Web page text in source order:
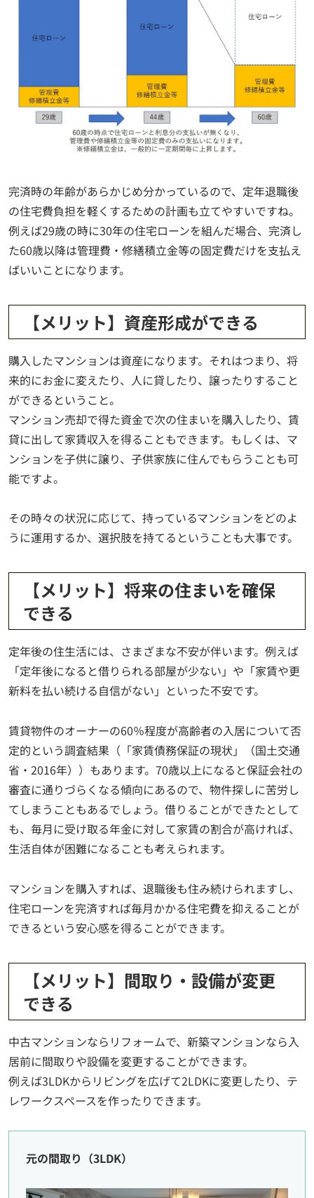
完済時の年齢があらかじめ分かっているので、定年退職後
の住宅費負担を軽くするための計画も立てやすいですね。
例えば29歳の時に30年の住宅ローンを組んだ場合、完済し
た60歳以降は管理費・修繕積立金等の固定費だけを支払え
ばいいことになります。
【メリット】資産形成ができる
購入したマンションは資産になります。それはつまり、将
来的にお金に変えたり、人に貸したり、譲ったりすること
ができるということ。
マンション売却で得た資金で次の住まいを購入したり、賃
貸に出して家賃収入を得ることもできます。もしくは、マ
ンションを子供に譲り、子供家族に住んでもらうことも可
能ですよ。
その時々の状況に応じて、持っているマンションをどのよ
うに運用するか、選択肢を持てるということも大事です。
【メリット】将来の住まいを確保
できる
定年後の住生活には、さまざまな不安が伴います。例えば
「定年後になると借りられる部屋が少ない」や「家賃や更
新料を払い続ける自信がない」といった不安です。
賃貸物件のオーナーの60％程度が高齢者の入居について否
定的という調査結果（「家賃債務保証の現状」（国土交通
省・2016年））もあります。70歳以上になると保証会社の
審査に通りづらくなる傾向にあるので、物件探しに苦労し
てしまうこともあるでしょう。借りることができたとして
も、毎月に受け取る年金に対して家賃の割合が高ければ、
生活自体が困難になることも考えられます。
マンションを購入すれば、退職後も住み続けられますし、
住宅ローンを完済すれば毎月かかる住宅費を抑えることが
できるという安心感を得ることができます。
【メリット】間取り・設備が変更
できる
中古マンションならリフォームで、新築マンションなら入
居前に間取りや設備を変更することができます。
例えば3LDKからリビングを広げて2LDKに変更したり、テ
レワークスペースを作ったりできます。
元の間取り（3LDK）